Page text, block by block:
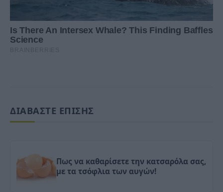
ΔΙΑΒΑΣΤΕ ΕΠΙΣΗΣ
Πως να καθαρίσετε την κατσαρόλα σας,
με τα τσόφλια των αυγών!